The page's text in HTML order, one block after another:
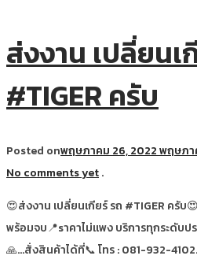
ส่งงาน เปลี่ยนเ
#TIGER ครับ
Posted onพฤษภาคม 26, 2022พฤษภา
No comments yet.
😍ส่งงาน เปลี่ยนเกียร์ รถ #TIGER ครับ
พร้อมจบ📍sาคาไม่แพง บริการทุกระดับ
🙏…สั่งสินค้าได้ที่📞 โทร : 081-932-